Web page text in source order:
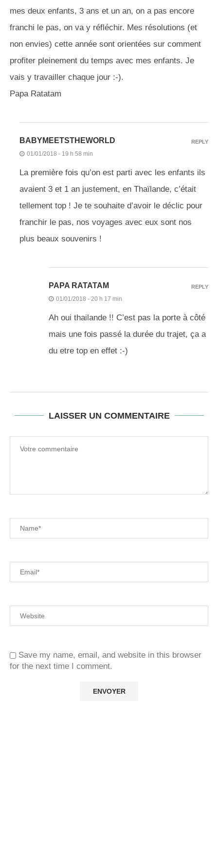
mes deux enfants, 3 ans et un an, on a pas encore
franchi le pas, on va y réfléchir. Mes résolutions (et
non envies) cette année sont orientées sur comment
profiter pleinement du temps avec mes enfants. Je
vais y travailler chaque jour :-).
Papa Ratatam
BABYMEETSTHEWORLD
01/01/2018 - 19 h 58 min
La première fois qu’on est parti avec les enfants ils
avaient 3 et 1 an justement, en Thaïlande, c’était
tellement top ! Je te souhaite d’avoir le déclic pour
franchir le pas, nos voyages avec eux sont nos
plus beaux souvenirs !
REPLY
PAPA RATATAM
01/01/2018 - 20 h 17 min
Ah oui thailande !! C’est pas la porte à côté
mais une fois passé la durée du trajet, ça a
du etre top en effet :-)
REPLY
LAISSER UN COMMENTAIRE
Save my name, email, and website in this browser
for the next time I comment.